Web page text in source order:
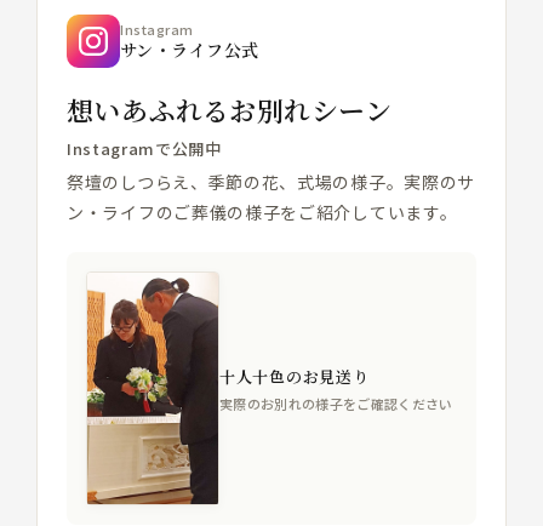
Instagram
サン・ライフ公式
想いあふれるお別れシーン
Instagramで公開中
祭壇のしつらえ、季節の花、式場の様子。実際のサ
ン・ライフのご葬儀の様子をご紹介しています。
十人十色のお見送り
実際のお別れの様子をご確認ください